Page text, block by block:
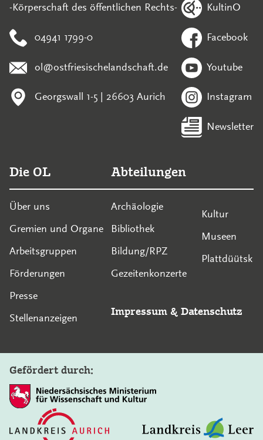
-Körperschaft des öffentlichen Rechts-
04941 1799-0
ol@ostfriesischelandschaft.de
Georgswall 1-5 | 26603 Aurich
KultinO
Facebook
Youtube
Instagram
Newsletter
Die OL
Über uns
Gremien und Organe
Arbeitsgruppen
Förderungen
Presse
Stellenanzeigen
Abteilungen
Archäologie
Bibliothek
Bildung/RPZ
Gezeitenkonzerte
Kultur
Museen
Plattdüütsk
Impressum & Datenschutz
Gefördert durch: